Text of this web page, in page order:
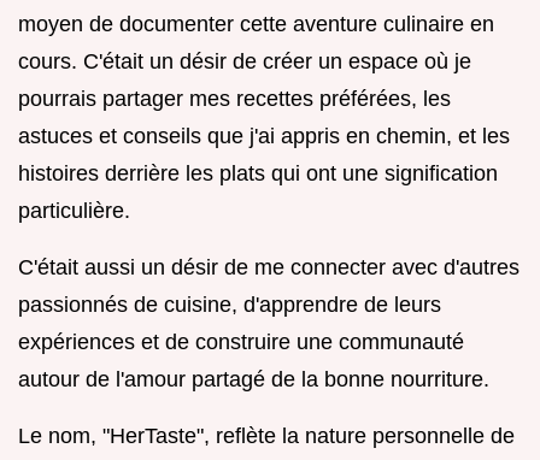
moyen de documenter cette aventure culinaire en
cours. C'était un désir de créer un espace où je
pourrais partager mes recettes préférées, les
astuces et conseils que j'ai appris en chemin, et les
histoires derrière les plats qui ont une signification
particulière.
C'était aussi un désir de me connecter avec d'autres
passionnés de cuisine, d'apprendre de leurs
expériences et de construire une communauté
autour de l'amour partagé de la bonne nourriture.
Le nom, "HerTaste", reflète la nature personnelle de